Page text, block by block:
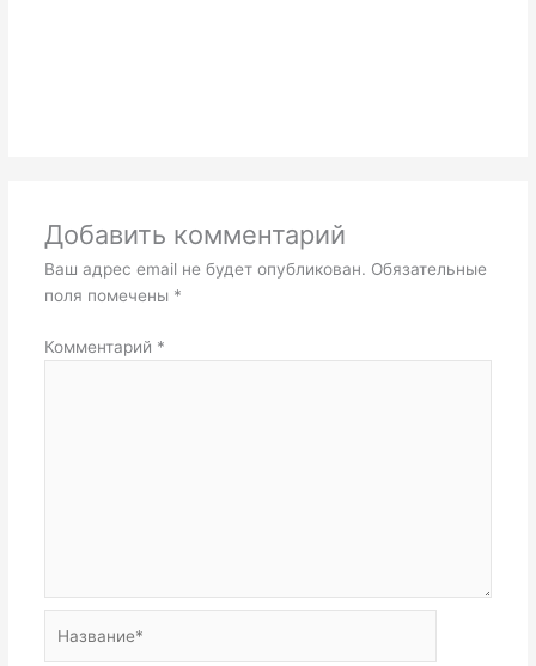
Добавить комментарий
Ваш адрес email не будет опубликован. Обязательные
поля помечены *
Комментарий *